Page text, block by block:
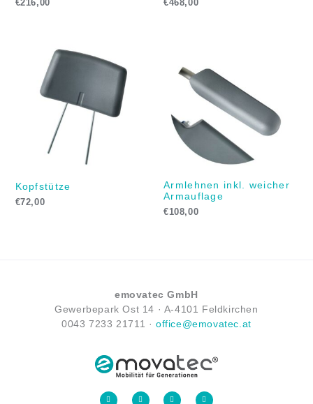
€216,00 €468,00
Kopfstütze
€72,00
Armlehnen inkl. weicher
Armauflage
€108,00
emovatec GmbH
Gewerbepark Ost 14 · A-4101 Feldkirchen
00437233 21711 · office@emovatec.at
F
a
I
n
Y
o
L
i